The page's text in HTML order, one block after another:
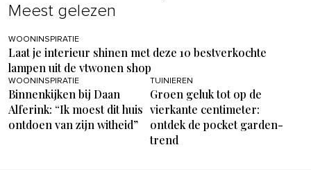
Meest gelezen
WOONINSPIRATIE
Laat je interieur shinen met deze 10 bestverkochte
lampen uit de vtwonen shop
WOONINSPIRATIE
Binnenkijken bij Daan
Alferink: “Ik moest dit huis
ontdoen van zijn witheid”
TUINIEREN
Groen geluk tot op de
vierkante centimeter:
ontdek de pocket garden-
trend